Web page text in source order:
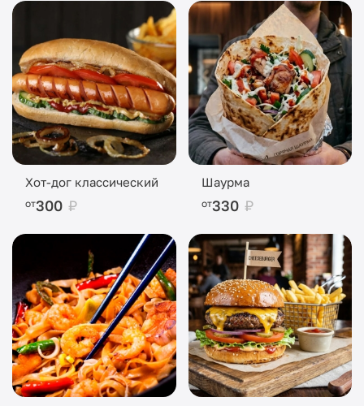
Хот-дог классический
от300 ₽
Шаурма
от330 ₽